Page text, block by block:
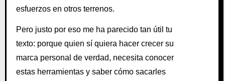
esfuerzos en otros terrenos.
Pero justo por eso me ha parecido tan útil tu
texto: porque quien sí quiera hacer crecer su
marca personal de verdad, necesita conocer
estas herramientas y saber cómo sacarles